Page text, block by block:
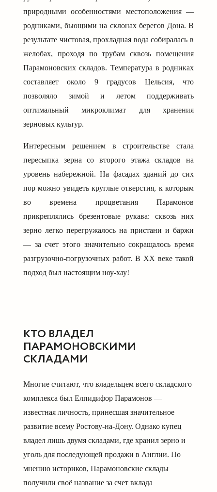
природными особенностями местоположения —
родниками, бьющими на склонах берегов Дона. В
результате чистовая, прохладная вода собиралась в
желобах, проходя по трубам сквозь помещения
Парамоновских складов. Температура в родниках
составляет около 9 градусов Цельсия, что
позволяло зимой и летом поддерживать
оптимальный микроклимат для хранения
зерновых культур.
Интересным решением в строительстве стала
пересыпка зерна со второго этажа складов на
уровень набережной. На фасадах зданий до сих
пор можно увидеть круглые отверстия, к которым
во времена процветания Парамонов
прикреплялись брезентовые рукава: сквозь них
зерно легко перегружалось на пристани и баржи
— за счет этого значительно сокращалось время
разгрузочно-погрузочных работ. В XX веке такой
подход был настоящим ноу-хау!
КТО ВЛАДЕЛ
ПАРАМОНОВСКИМИ
СКЛАДАМИ
Многие считают, что владельцем всего складского
комплекса был Елпидифор Парамонов —
известная личность, принесшая значительное
развитие всему Ростову-на-Дону. Однако купец
владел лишь двумя складами, где хранил зерно и
уголь для последующей продажи в Англии. По
мнению историков, Парамоновские склады
получили своё название за счет вклада